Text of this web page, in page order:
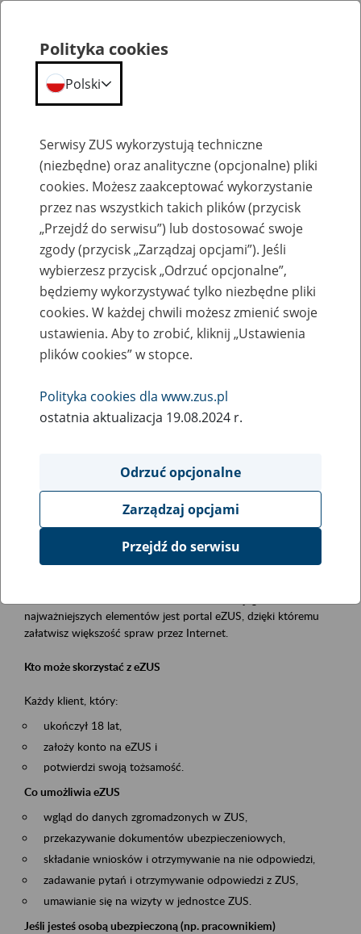
Szkolenia
Zaproś ZUS do siebie - zakładanie profili
eZUS w siedzibie Twojej firmy
Rodzaj wydarzenia
Szkolenia
Obszar merytoryczny
obsługa klientów
Opis wydarzenia
Platforma Usług Elektronicznych ZUS eZUS
najważniejszych elementów jest portal eZUS, dzięki któremu
załatwisz większość spraw przez Internet.
Kto może skorzystać z eZUS
Każdy klient, który:
ukończył 18 lat,
założy konto na eZUS i
potwierdzi swoją tożsamość.
Co umożliwia eZUS
wgląd do danych zgromadzonych w ZUS,
przekazywanie dokumentów ubezpieczeniowych,
składanie wniosków i otrzymywanie na nie odpowiedzi,
zadawanie pytań i otrzymywanie odpowiedzi z ZUS,
umawianie się na wizyty w jednostce ZUS.
Jeśli jesteś osobą ubezpieczoną (np. pracownikiem)
Polityka cookies
Polski
Serwisy ZUS wykorzystują techniczne
(niezbędne) oraz analityczne (opcjonalne) pliki
cookies. Możesz zaakceptować wykorzystanie
przez nas wszystkich takich plików (przycisk
„Przejdź do serwisu”) lub dostosować swoje
zgody (przycisk „Zarządzaj opcjami”). Jeśli
wybierzesz przycisk „Odrzuć opcjonalne”,
będziemy wykorzystywać tylko niezbędne pliki
cookies. W każdej chwili możesz zmienić swoje
ustawienia. Aby to zrobić, kliknij „Ustawienia
plików cookies” w stopce.
Polityka cookies dla www.zus.pl
ostatnia aktualizacja 19.08.2024 r.
Odrzuć opcjonalne
Zarządzaj opcjami
Przejdź do serwisu